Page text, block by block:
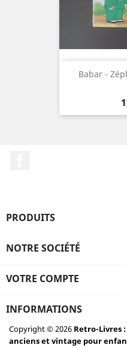
Babar -
PRODUITS
NOTRE SOCIÉTÉ
VOTRE COMPTE
INFORMATIONS
Copyright © 2026 Retro-Livres
anciens et vintage pour